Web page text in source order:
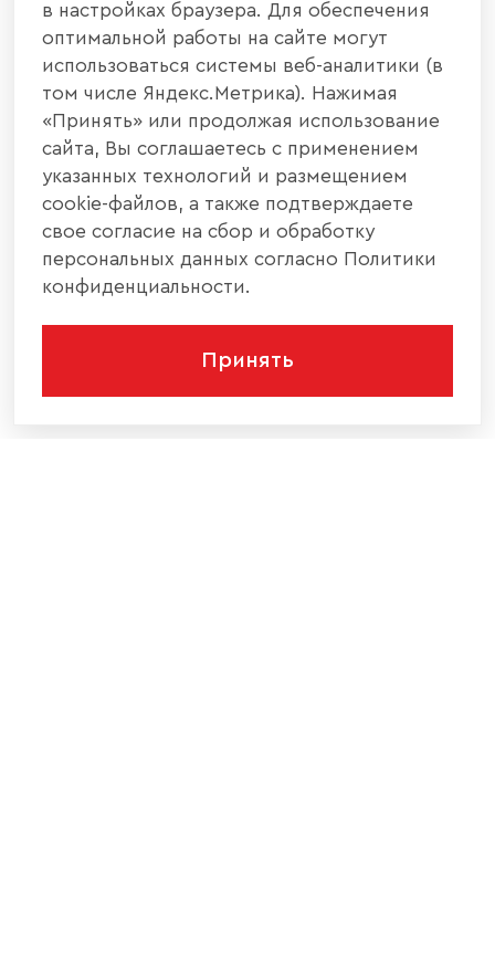
в настройках браузера. Для обеспечения
оптимальной работы на сайте могут
использоваться системы веб-аналитики (в
том числе Яндекс.Метрика). Нажимая
«Принять» или продолжая использование
сайта, Вы соглашаетесь с применением
указанных технологий и размещением
cookie-файлов, а также подтверждаете
свое согласие на сбор и обработку
персональных данных согласно Политики
конфиденциальности.
Принять